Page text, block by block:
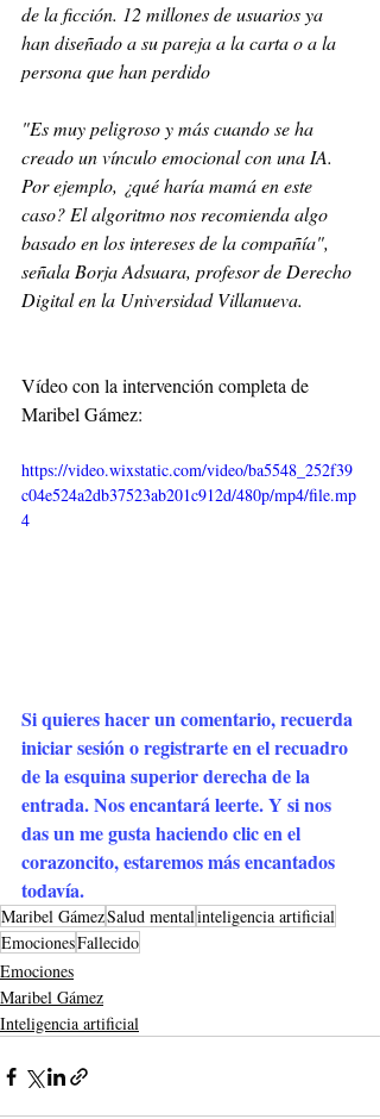
de la ficción. 12 millones de usuarios ya
han diseñado a su pareja a la carta o a la
persona que han perdido
"Es muy peligroso y más cuando se ha
creado un vínculo emocional con una IA.
Por ejemplo, ¿qué haría mamá en este
caso? El algoritmo nos recomienda algo
basado en los intereses de la compañía",
señala Borja Adsuara, profesor de Derecho
Digital en la Universidad Villanueva.
Vídeo con la intervención completa de
Maribel Gámez:
https://video.wixstatic.com/video/ba5548_252f39
c04e524a2db37523ab201c912d/480p/mp4/file.mp
4
Si quieres hacer un comentario, recuerda
iniciar sesión o registrarte en el recuadro
de la esquina superior derecha de la
entrada. Nos encantará leerte. Y si nos
das un me gusta haciendo clic en el
corazoncito, estaremos más encantados
todavía.
Maribel GámezSalud mentalinteligencia artificial
EmocionesFallecido
Emociones
Maribel Gámez
Inteligencia artificial